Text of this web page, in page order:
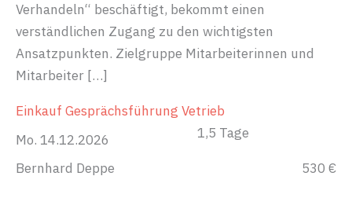
Verhandeln“ beschäftigt, bekommt einen
verständlichen Zugang zu den wichtigsten
Ansatzpunkten. Zielgruppe Mitarbeiterinnen und
Mitarbeiter […]
Einkauf Gesprächsführung Vetrieb
Mo. 14.12.2026
1,5 Tage
Bernhard Deppe 530 €